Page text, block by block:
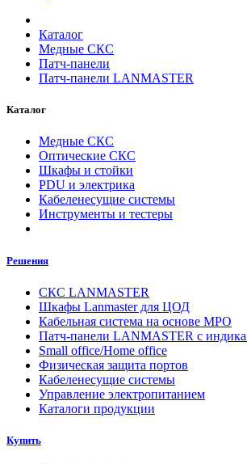
Каталог
Медные СКС
Патч-панели
Патч-панели LANMASTER
Каталог
Медные СКС
Оптические СКС
Шкафы и стойки
PDU и электрика
Кабеленесущие системы
Инструменты и тестеры
Решения
СКС LANMASTER
Шкафы Lanmaster для ЦОД
Кабельная система на основе MPO
Патч-панели LANMASTER с
Small office/Home office
Физическая защита портов
Кабеленесущие системы
Управление электропитанием
Каталоги продукции
Купить